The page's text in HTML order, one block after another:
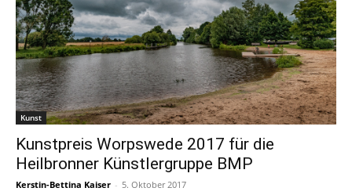
Kunst
Kunstpreis Worpswede 2017 für die
Heilbronner Künstlergruppe BMP
Kerstin-Bettina Kaiser - 5. Oktober 2017